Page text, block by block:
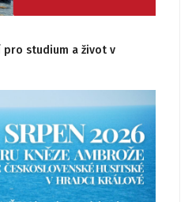
pro studium a život v